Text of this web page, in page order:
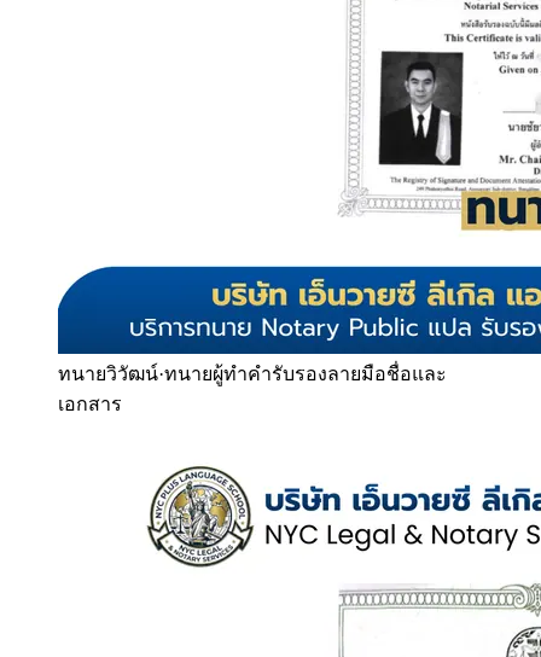
ทนายวิวัฒน์·ทนายผู้ทำคำรับรองลายมือชื่อและ
เอกสาร